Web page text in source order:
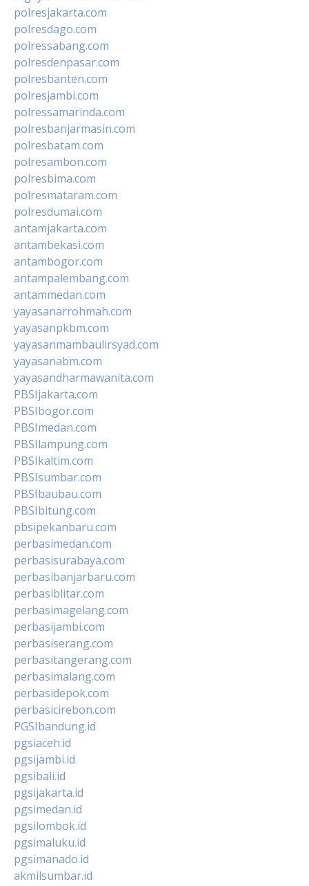
polresjakarta.com
polresdago.com
polressabang.com
polresdenpasar.com
polresbanten.com
polresjambi.com
polressamarinda.com
polresbanjarmasin.com
polresbatam.com
polresambon.com
polresbima.com
polresmataram.com
polresdumai.com
antamjakarta.com
antambekasi.com
antambogor.com
antampalembang.com
antammedan.com
yayasanarrohmah.com
yayasanpkbm.com
yayasanmambaulirsyad.com
yayasanabm.com
yayasandharmawanita.com
PBSIjakarta.com
PBSIbogor.com
PBSImedan.com
PBSIlampung.com
PBSIkaltim.com
PBSIsumbar.com
PBSIbaubau.com
PBSIbitung.com
pbsipekanbaru.com
perbasimedan.com
perbasisurabaya.com
perbasibanjarbaru.com
perbasiblitar.com
perbasimagelang.com
perbasijambi.com
perbasiserang.com
perbasitangerang.com
perbasimalang.com
perbasidepok.com
perbasicirebon.com
PGSIbandung.id
pgsiaceh.id
pgsijambi.id
pgsibali.id
pgsijakarta.id
pgsimedan.id
pgsilombok.id
pgsimaluku.id
pgsimanado.id
akmilsumbar.id